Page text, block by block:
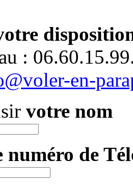
:
en-
votre nom
numéro de